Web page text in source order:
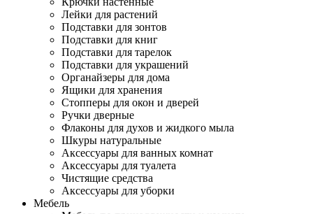
Лейки для растений
Подставки для зонтов
Подставки для книг
Подставки для тарелок
Подставки для украшений
Органайзеры для дома
Ящики для хранения
Стопперы для окон и дверей
Ручки дверные
Флаконы для духов и жидкого мыла
Шкуры натуральные
Аксессуары для ванных комнат
Аксессуары для туалета
Чистящие средства
Аксессуары для уборки
Мебель